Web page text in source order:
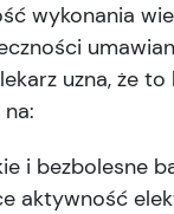
wykonania
uzna, że to
i bezbolesne
aktywność